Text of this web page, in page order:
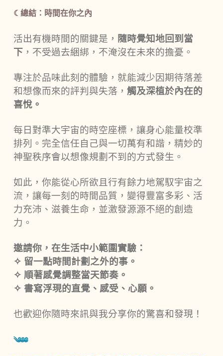
☾總結：時間在你之內
活出有機時間的關鍵是， 隨時覺知地回到當
下，不受過去綑綁，不淹沒在未來的擔憂。
專注於品味此刻的體驗，就能減少因期待落差
和想像而來的評判與失落， 觸及深植於內在的
喜悅。
每日對準大宇宙的時空座標，讓身心能量校準
排列。完全信任自己與一切萬有和諧，精妙的
神聖秩序會以想像規劃不到的方式發生。
如此，你能從心所欲且行有餘力地駕馭宇宙之
流，讓每一刻的時間品質，變得豐富多彩、活
力充沛、滋養生命，並激發源源不絕的創造
力。
邀請你，在生活中小範圍實驗：
✧ 留一點時間計劃之外的事。
✧ 順著感覺調整當天節奏。
✧ 書寫浮現的直覺、感受、心願。
也歡迎你隨時來訊與我分享你的驚喜和發現！
༄༅༅